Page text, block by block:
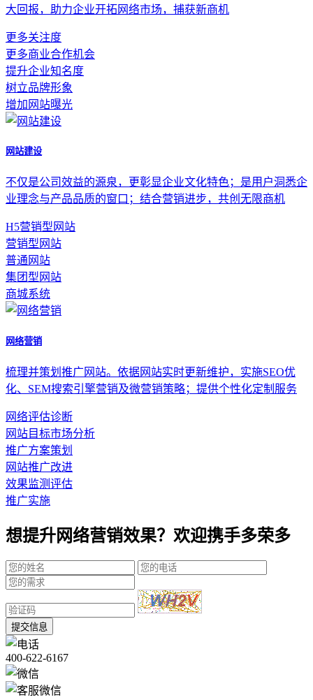
大回报，助力企业开拓网络市场，捕获新商机
更多关注度
更多商业合作机会
提升企业知名度
树立品牌形象
增加网站曝光
网站建设
不仅是公司效益的源泉，更彰显企业文化特色；是用户洞悉企
业理念与产品品质的窗口；结合营销进步，共创无限商机
H5营销型网站
营销型网站
普通网站
集团型网站
商城系统
网络营销
梳理并策划推广网站。依据网站实时更新维护，实施SEO优
化、SEM搜索引擎营销及微营销策略；提供个性化定制服务
网络评估诊断
网站目标市场分析
推广方案策划
网站推广改进
效果监测评估
推广实施
想提升网络营销效果？欢迎携手多荣多
提交信息
400-622-6167